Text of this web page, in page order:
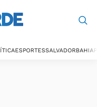
ESPORTESSALVADORBAHIA